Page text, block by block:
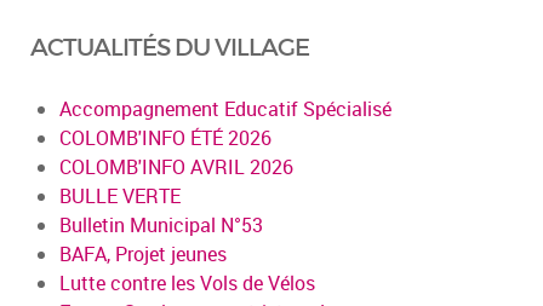
ACTUALITÉS DU VILLAGE
Accompagnement Educatif Spécialisé
COLOMB'INFO ÉTÉ 2026
COLOMB'INFO AVRIL 2026
BULLE VERTE
Bulletin Municipal N°53
BAFA, Projet jeunes
Lutte contre les Vols de Vélos